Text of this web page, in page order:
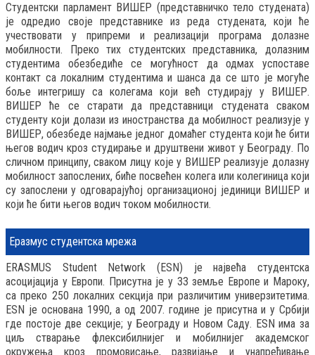
Студентски парламент ВИШЕР (представничко тело студената)
је одредио своје представнике из реда студената, који ће
учествовати у припреми и реализацији програма долазне
мобилности. Преко тих студентских представника, долазним
студентима обезбедиће се могућност да одмах успоставе
контакт са локалним студентима и шанса да се што је могуће
боље интегришу са колегама који већ студирају у ВИШЕР.
ВИШЕР ће се старати да представници студената сваком
студенту који долази из иностранства да мобилност реализује у
ВИШЕР, обезбеде најмање једног домаћег студента који ће бити
његов водич кроз студирање и друштвени живот у Београду. По
сличном принципу, сваком лицу које у ВИШЕР реализује долазну
мобилност запослених, биће посвећен колега или колегиница који
су запослени у одговарајућој организационој јединици ВИШЕР и
који ће бити његов водич током мобилности.
Еразмус студентска мрежа
ERASMUS Student Network (ESN) је највећа студентска
асоцијација у Европи. Присутна је у 33 земље Европе и Мароку,
са преко 250 локалних секција при различитим универзитетима.
ESN је основана 1990, а од 2007. године је присутна и у Србији
где постоје две секције; у Београду и Новом Саду. ESN има за
циљ стварање флексибилнијег и мобилнијег академског
окружења кроз промовисање, развијање и унапређивање